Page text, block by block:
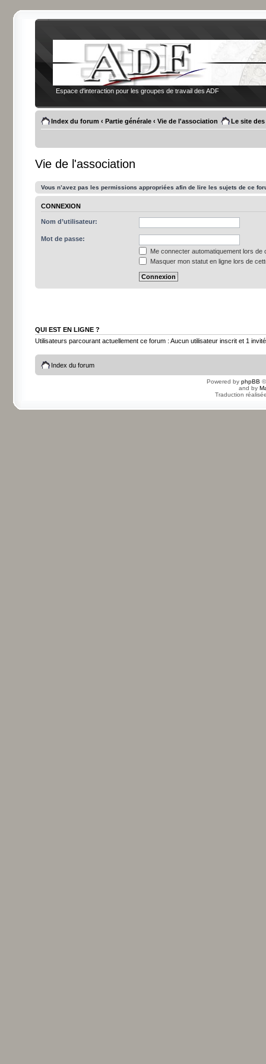
Espace d'interaction pour les groupes de travail des ADF
Index du forum ‹ Partie générale ‹ Vie de l'association Le site
Vie de l'association
Vous n’avez pas les permissions appropriées afin de lire les sujets de ce
CONNEXION
Nom d’utilisateur:
Mot de passe:
Me connecter automatiquement lors de
Masquer mon statut en ligne lors de
QUI EST EN LIGNE ?
Utilisateurs parcourant actuellement ce forum : Aucun utilisateur inscrit et 1 invité
Index du forum
Powered by phpBB
and by
Traduction